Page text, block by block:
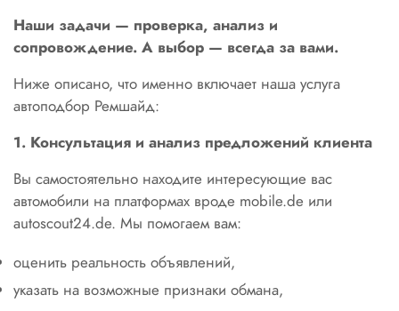
Наши задачи — проверка, анализ и
сопровождение. А выбор — всегда за вами.
Ниже описано, что именно включает наша услуга
автоподбор Ремшайд:
1. Консультация и анализ предложений клиента
Вы самостоятельно находите интересующие вас
автомобили на платформах вроде mobile.de или
autoscout24.de. Мы помогаем вам:
оценить реальность объявлений,
указать на возможные признаки обмана,